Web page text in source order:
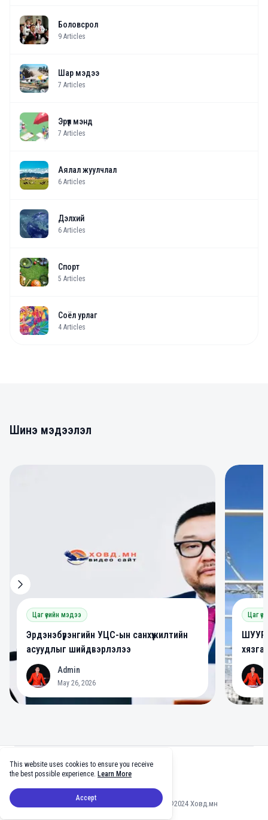
Боловсрол
9 Articles
Шар мэдээ
7 Articles
Эрүүл мэнд
7 Articles
Аялал жуулчлал
6 Articles
Дэлхий
6 Articles
Спорт
5 Articles
Соёл урлаг
4 Articles
Шинэ мэдээлэл
Цаг үеийн мэдээ
Эрдэнэбүрэнгийн УЦС-ын санхүүжилтийн
асуудлыг шийдвэрлэлээ
A Admin
May 26, 2026
Цаг
A
facebook
twittergithubtiktok
Мэдээлэл зөвшөөрөлгүй хуулбарлахыг хориглоно ©2024 Ховд.мн
This website uses cookies to ensure you receive
the best possible experience. Learn More
Accept